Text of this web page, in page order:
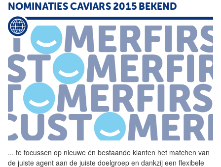
NOMINATIES CAVIARS 2015 BEKEND
... te focussen op nieuwe én bestaande klanten het matchen van
de juiste agent aan de juiste doelgroep en dankzij een flexibele